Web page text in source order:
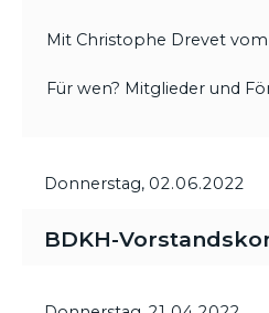
Mit Christophe Drevet vom
Für wen? Mitglieder und
Donnerstag, 02.06.2022
BDKH-